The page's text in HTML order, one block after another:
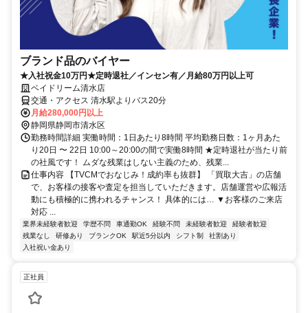
ブランド品のバイヤー
★入社祝金10万円★定時退社／インセン有／月給80万円以上可
ベイドリーム清水店
交通・アクセス 清水駅よりバス20分
月給280,000円以上
静岡県静岡市清水区
勤務時間詳細 実働時間：1日あたり8時間 平均勤務日数：1ヶ月あた
り20日 〜 22日 10:00～20:00の間で実働8時間 ★定時退社が当たり前
の社風です！ ムダな残業はしない主義のため、残業...
仕事内容 【TVCMでおなじみ！成約率も抜群】 「買取大吉」の店舗
で、お客様の接客や査定を担当していただきます。店舗運営や広報活
動にも積極的に携われるチャンス！ 具体的には… ▼お客様のご来店
対応 ...
業界未経験者歓迎 学歴不問 車通勤OK 経験不問 未経験者歓迎
経験者歓迎
残業なし
研修あり ブランクOK 駅近5分以内 シフト制
社割あり
入社祝い金あり
正社員